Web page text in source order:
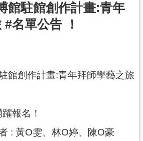
館駐館創作計畫:青年
名單公告 ！
館創作計畫:青年拜師學藝之旅
報名！
: 黃O雯、林O婷、陳O豪